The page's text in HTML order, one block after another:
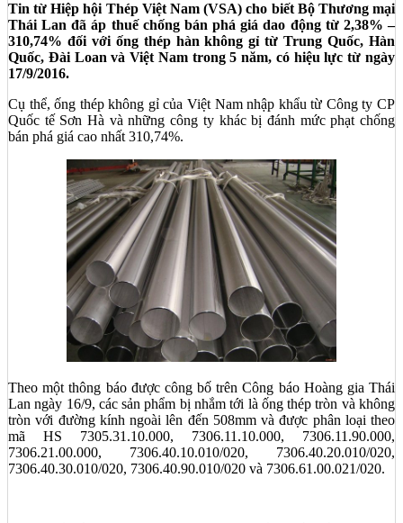
Tin từ Hiệp hội Thép Việt Nam (VSA) cho biết Bộ Thương mại
Thái Lan đã áp thuế chống bán phá giá dao động từ 2,38% –
310,74% đối với ống thép hàn không gỉ từ Trung Quốc, Hàn
Quốc, Đài Loan và Việt Nam trong 5 năm, có hiệu lực từ ngày
17/9/2016.
Cụ thể, ống thép không gỉ của Việt Nam nhập khẩu từ Công ty CP
Quốc tế Sơn Hà và những công ty khác bị đánh mức phạt chống
bán phá giá cao nhất 310,74%.
Theo một thông báo được công bố trên Công báo Hoàng gia Thái
Lan ngày 16/9, các sản phẩm bị nhắm tới là ống thép tròn và không
tròn với đường kính ngoài lên đến 508mm và được phân loại theo
mã HS 7305.31.10.000, 7306.11.10.000, 7306.11.90.000,
7306.21.00.000, 7306.40.10.010/020, 7306.40.20.010/020,
7306.40.30.010/020, 7306.40.90.010/020 và 7306.61.00.021/020.